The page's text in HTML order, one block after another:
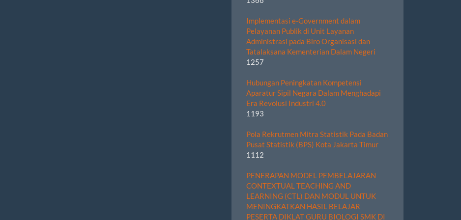
Implementasi e-Government dalam
Pelayanan Publik di Unit Layanan
Administrasi pada Biro Organisasi dan
Tatalaksana Kementerian Dalam Negeri
1257
Hubungan Peningkatan Kompetensi
Aparatur Sipil Negara Dalam Menghadapi
Era Revolusi Industri 4.0
1193
Pola Rekrutmen Mitra Statistik Pada Badan
Pusat Statistik (BPS) Kota Jakarta Timur
1112
PENERAPAN MODEL PEMBELAJARAN
CONTEXTUAL TEACHING AND
LEARNING (CTL) DAN MODUL UNTUK
MENINGKATKAN HASIL BELAJAR
PESERTA DIKLAT GURU BIOLOGI SMK DI